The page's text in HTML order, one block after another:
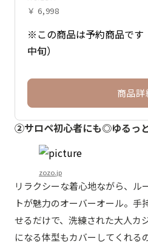
￥ 6,998
※この商品は予約商品です
中旬）
商品詳
②サロペ初心者にも◎ゆるっ
zozo.jp
リラクシーな着心地ながら、ル
トが魅力のオーバーオール。手
せるだけで、洗練された大人カ
になる体型もカバーしてくれる